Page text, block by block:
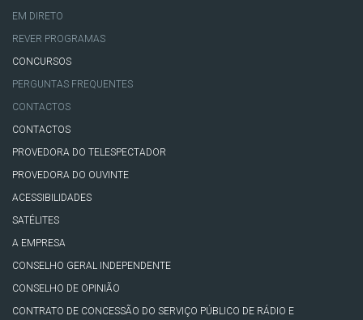
EM DIRETO
REVER PROGRAMAS
CONCURSOS
PERGUNTAS FREQUENTES
CONTACTOS
CONTACTOS
PROVEDORA DO TELESPECTADOR
PROVEDORA DO OUVINTE
ACESSIBILIDADES
SATÉLITES
A EMPRESA
CONSELHO GERAL INDEPENDENTE
CONSELHO DE OPINIÃO
CONTRATO DE CONCESSÃO DO SERVIÇO PÚBLICO DE RÁDIO E